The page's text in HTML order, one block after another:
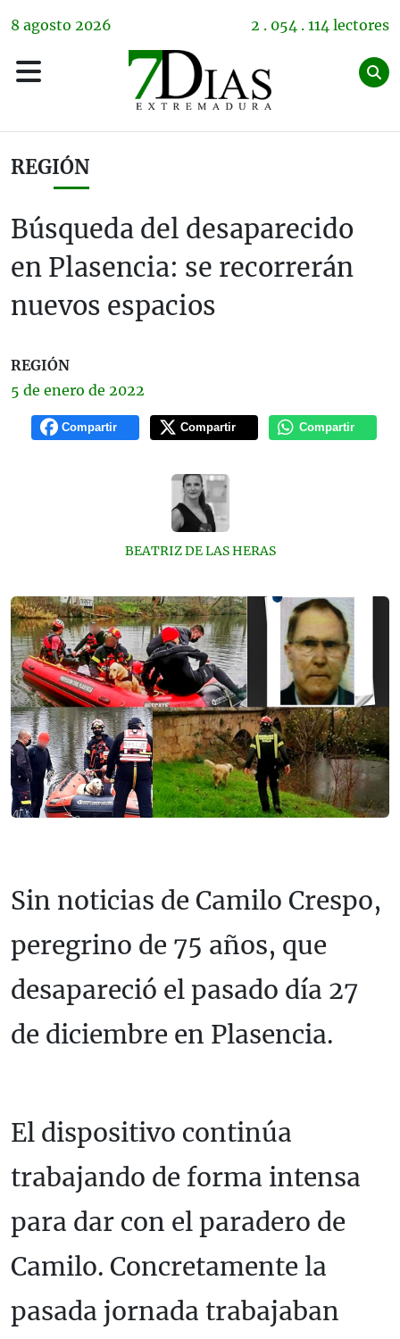
8 agosto 2026 2 . 054 . 114 lectores
REGIÓN
Búsqueda del desaparecido
en Plasencia: se recorrerán
nuevos espacios
REGIÓN
5 de enero de 2022
Compartir Compartir Compartir
BEATRIZ DE LAS HERAS
Sin noticias de Camilo Crespo,
peregrino de 75 años, que
desapareció el pasado día 27
de diciembre en Plasencia.
El dispositivo continúa
trabajando de forma intensa
para dar con el paradero de
Camilo. Concretamente la
pasada jornada trabajaban